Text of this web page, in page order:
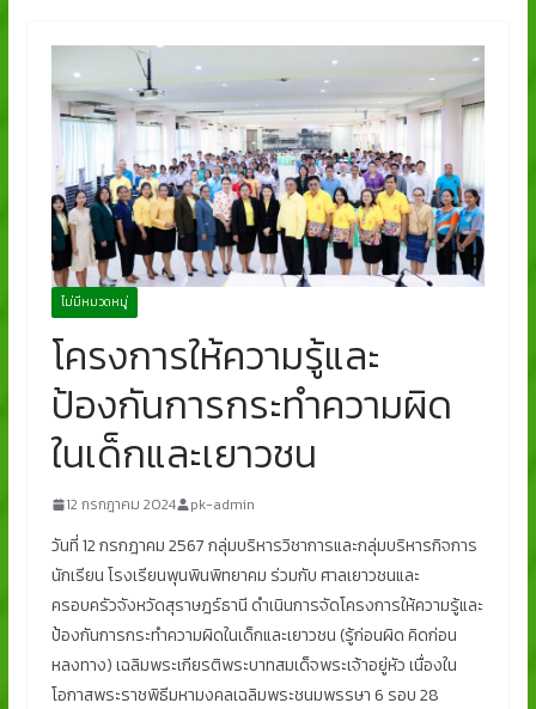
ไม่มีหมวดหมู่
โครงการให้ความรู้และ
ป้องกันการกระทำความผิด
ในเด็กและเยาวชน
12 กรกฎาคม 2024 pk-admin
วันที่ 12 กรกฎาคม 2567 กลุ่มบริหารวิชาการและกลุ่มบริหารกิจการ
นักเรียน โรงเรียนพุนพินพิทยาคม ร่วมกับ ศาลเยาวชนและ
ครอบครัวจังหวัดสุราษฎร์ธานี ดำเนินการจัดโครงการให้ความรู้และ
ป้องกันการกระทำความผิดในเด็กและเยาวชน (รู้ก่อนผิด คิดก่อน
หลงทาง) เฉลิมพระเกียรติพระบาทสมเด็จพระเจ้าอยู่หัว เนื่องใน
โอกาสพระราชพิธีมหามงคลเฉลิมพระชนมพรรษา 6 รอบ 28